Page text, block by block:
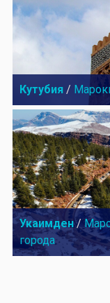
Кутубия /
Укаимден/
города